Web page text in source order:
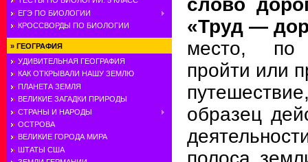
ЕГЭ ПО БИОЛОГИИ
КРОССВОРДЫ ПО БИОЛОГИИ
» ГЕОГРАФИЯ
УДИВИТЕЛЬНАЯ ГЕОГРАФИЯ
КАК ОТКРЫВАЛИ НАШУ ЗЕМЛЮ
ПЛАНЕТА ЗЕМЛЯ
ВЕЛИКИЕ ЗАГАДКИ ПРИРОДЫ
СТРАНЫ И НАРОДЫ
ОСТРОВА
ВЕЛИКИЕ ГОРОДА МИРА
ШТАТЫ США
«Труд —
место, по
пройти или
образец